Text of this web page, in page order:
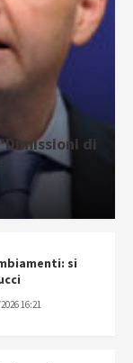
di
si
16:21